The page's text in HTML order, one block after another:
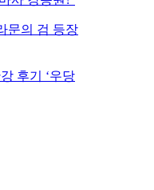
문의 검 등장
후기 ‘우당